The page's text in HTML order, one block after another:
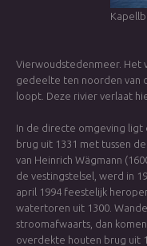
Vierwoudstedenmeer. Het
gedeelte ten noorden van
loopt. Deze rivier verlaat
In de directe omgeving ligt
brug uit 1331 met tussen
van Heinrich Wägmann
de vestingstelsel, werd in
april 1994 feestelijk
watertoren uit 1300.
stroomafwaarts, dan
overdekte houten brug uit